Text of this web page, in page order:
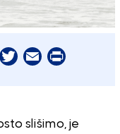
Twitter
EmailPrint
slišimo, je